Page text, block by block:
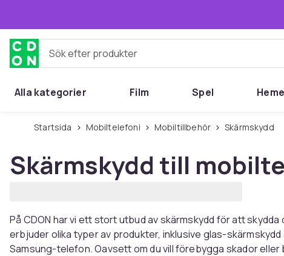
Sök efter produkter
Alla kategorier Film Spel
Startsida Mobiltelefoni Mobiltillbehör Skärmskydd
Skärmskydd till
På CDON har vi ett stort utbud av skärmskydd för att
erbjuder olika typer av produkter, inklusive glas-
Samsung-telefon. Oavsett om du vill förebygga skador eller